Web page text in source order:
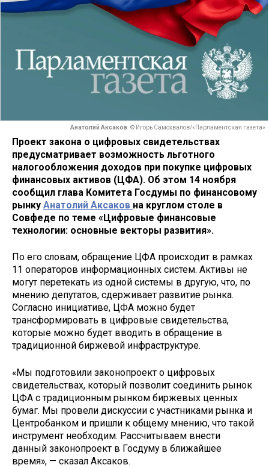
Анатолий Аксаков © Игорь Самохвалов/«Парламентская газета»
Проект закона о цифровых свидетельствах
предусматривает возможность льготного
налогообложения доходов при покупке цифровых
финансовых активов (ЦФА). Об этом 14 ноября
сообщил глава Комитета Госдумы по финансовому
рынку Анатолий Аксаков на круглом столе в
Совфеде по теме «Цифровые финансовые
технологии: основные векторы развития».
По его словам, обращение ЦФА происходит в рамках
11 операторов информационных систем. Активы не
могут перетекать из одной системы в другую, что, по
мнению депутатов, сдерживает развитие рынка.
Согласно инициативе, ЦФА можно будет
трансформировать в цифровые свидетельства,
которые можно будет вводить в обращение в
традиционной биржевой инфраструктуре.
«Мы подготовили законопроект о цифровых
свидетельствах, который позволит соединить рынок
ЦФА с традиционным рынком биржевых ценных
бумаг. Мы провели дискуссии с участниками рынка и
Центробанком и пришли к общему мнению, что такой
инструмент необходим. Рассчитываем внести
данный законопроект в Госдуму в ближайшее
время», — сказал Аксаков.